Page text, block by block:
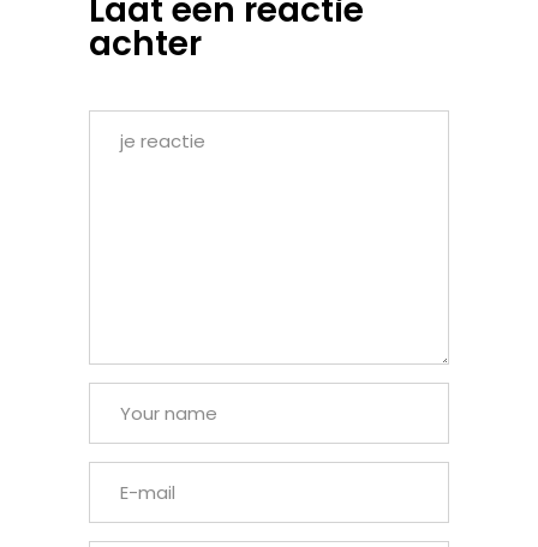
Laat een reactie
achter